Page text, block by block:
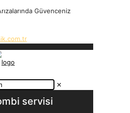
Güvenceniz
✕
servisi